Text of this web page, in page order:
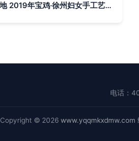
匠心交融 情系两地 2019年宝鸡·徐州妇女手工艺品展示交流活动盛大启幕
电话：
Copyright © 2026 www.yqqmkxdmw.com